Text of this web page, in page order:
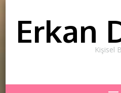
ErkanKişisel